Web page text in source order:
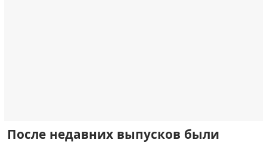
После недавних выпусков были